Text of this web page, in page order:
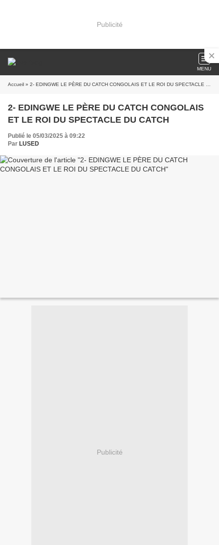
Publicité
MENU
Accueil » 2- EDINGWE LE PÈRE DU CATCH CONGOLAIS ET LE ROI DU SPECTACLE DU CATCH
2- EDINGWE LE PÈRE DU CATCH CONGOLAIS
ET LE ROI DU SPECTACLE DU CATCH
Publié le 05/03/2025 à 09:22
Par LUSED
Publicité